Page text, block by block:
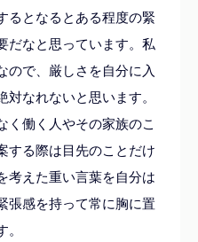
るとなるとある程度の緊
だなと思っています。私
ので、厳しさを自分に入
なれないと思います。
く働く人やその家族のこ
する際は目先のことだけ
考えた重い言葉を自分は
張感を持って常に胸に置